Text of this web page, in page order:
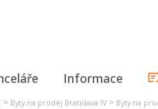
Informace
> Byty na prodej Bratislava IV > Byty na